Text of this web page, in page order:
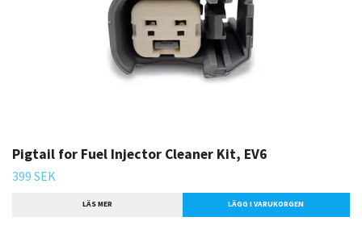
Pigtail for Fuel Injector Cleaner Kit, EV6
399 SEK
LÄS MER